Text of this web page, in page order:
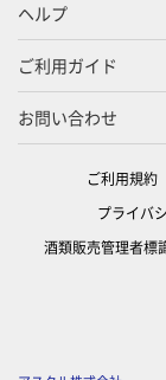
ヘルプ
ご利用ガイド
お問い合わせ
ご利用規約
プライバ
酒類販売管理者標